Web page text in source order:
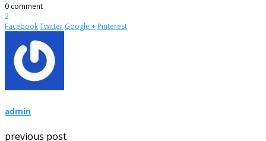
0 comment
2
FacebookTwitter Google + Pinterest
admin
previous post